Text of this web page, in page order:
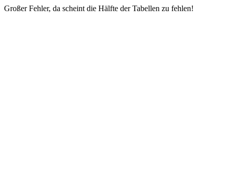
Großer Fehler, da scheint die Hälfte der Tabellen zu fehlen!